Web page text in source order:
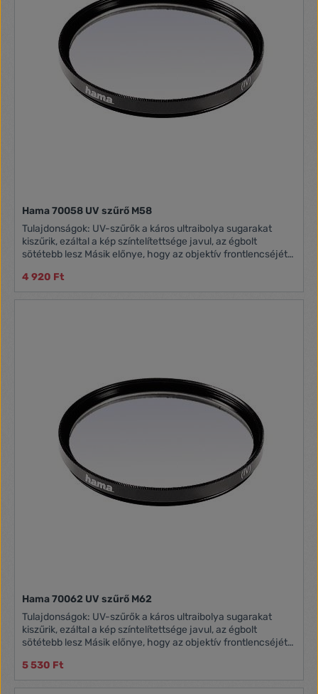
Hama 70058 UV szűrő M58
Tulajdonságok: UV-szűrők a káros ultraibolya sugarakat
kiszűrik, ezáltal a kép színtelítettsége javul, az égbolt
sötétebb lesz Másik előnye, hogy az objektív frontlencséjét
vékonyságú optikai üveg Méret: 58mm
4 920 Ft
Hama 70062 UV szűrő M62
Tulajdonságok: UV-szűrők a káros ultraibolya sugarakat
kiszűrik, ezáltal a kép színtelítettsége javul, az égbolt
sötétebb lesz Másik előnye, hogy az objektív frontlencséjét
vékonyságú optikai üveg Méret: 62mm
5 530 Ft